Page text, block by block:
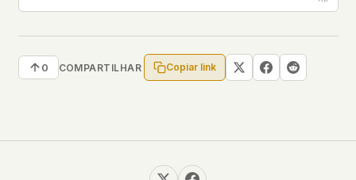
0 COMPARTILHAR Copiar link